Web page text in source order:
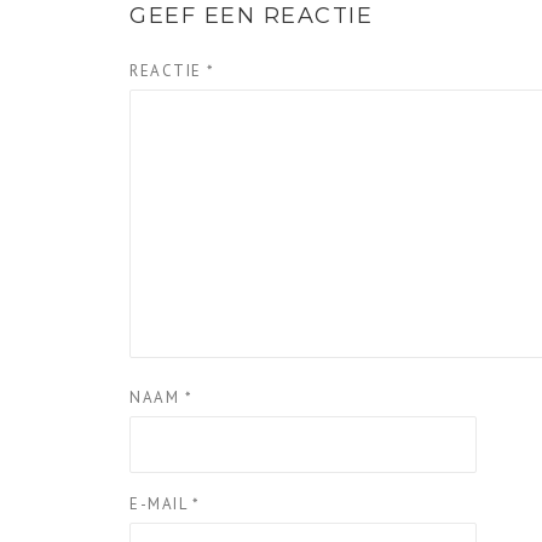
GEEF EEN REACTIE
REACTIE *
NAAM *
E-MAIL *